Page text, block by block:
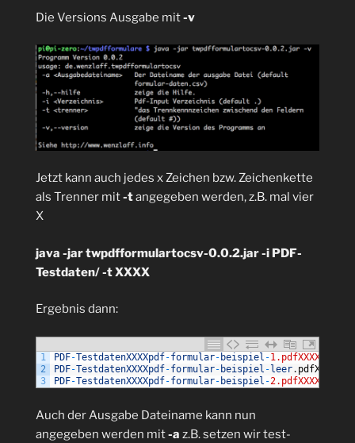
Die Versions Ausgabe mit-v
Jetzt kann auch jedes x Zeichen bzw. Zeichenkette
als Trenner mit-tangegeben werden, z.B. mal vier
X
java -jar twpdfformulartocsv-0.0.2.jar -i PDF-
Testdaten/ -t XXXX
Ergebnis dann:
1
2
3
PDF-TestdatenXXXXpdf-formular- beispiel -
PDF-TestdatenXXXXpdf-formular- beispiel -leer.
PDF-TestdatenXXXXpdf-formular- beispiel -
Auch der Ausgabe Dateiname kann nun
angegeben werden mit-a z.B. setzen wir test-